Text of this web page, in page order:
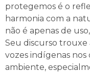
protegemos é o
harmonia com a
não é apenas de
Seu discurso trouxe
vozes indígenas
ambiente,